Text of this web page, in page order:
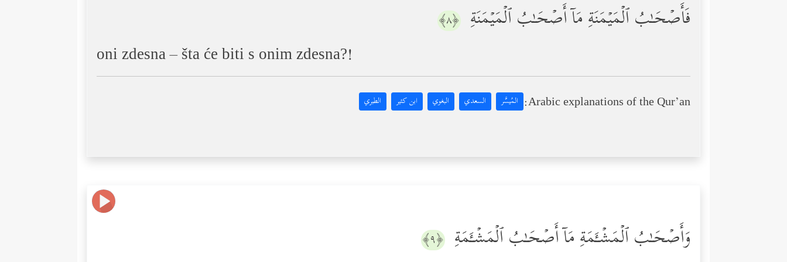
فَأَصۡحَـٰبُ ٱلۡمَیۡمَنَةِ مَاۤ أَصۡحَـٰبُ ٱلۡمَیۡمَنَةِ ﴿٨﴾
oni zdesna – šta će biti s onim zdesna?!
Arabic explanations of the Qur’an: المُيسَّر السعدي البغوي ابن كثير الطبري
وَأَصۡحَـٰبُ ٱلۡمَشۡـَٔمَةِ مَاۤ أَصۡحَـٰبُ ٱلۡمَشۡـَٔمَةِ ﴿٩﴾